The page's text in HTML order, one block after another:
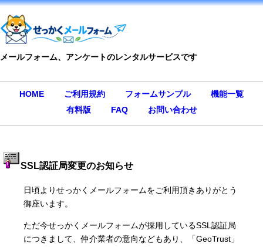
メールフォーム、アンケートのレンタルサービスです
HOME ご利用規約 フォームサンプル
機能一覧
有料版
FAQ お問い合わせ
SSL認証局変更のお知らせ
日頃よりせっかくメールフォームをご利用頂きありがとう
御座います。
ただ今せっかくメールフォームが採用しているSSL認証局
につきまして、仲介業者の意向などもあり、「GeoTrust」